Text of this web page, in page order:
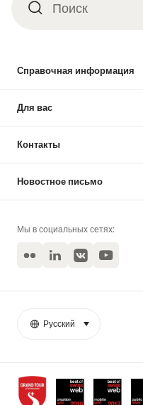
ПоискПоиск
Справочная информация
Для вас
Контакты
Новостное письмо
Мы в социальных сетях:
Flickr LinkedInVKontakteYouTube
Awards
More
Язык
Русский select (click to